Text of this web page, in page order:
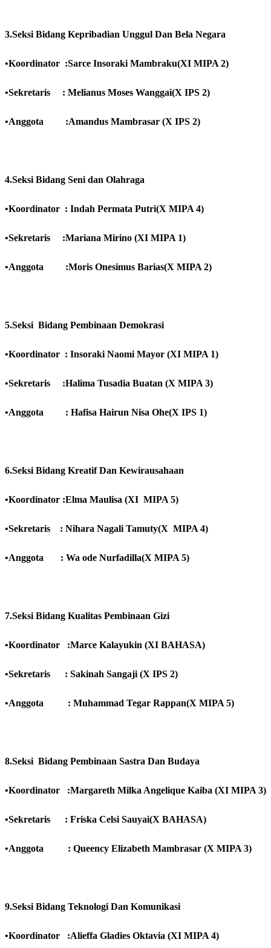
3.Seksi Bidang Kepribadian Unggul Dan Bela Negara
•Koordinator :Sarce Insoraki Mambraku(XI MIPA 2)
•Sekretaris : Melianus Moses Wanggai(X IPS 2)
•Anggota :Amandus Mambrasar (X IPS 2)
4.Seksi Bidang Seni dan Olahraga
•Koordinator : Indah Permata Putri(X MIPA 4)
•Sekretaris :Mariana Mirino (XI MIPA 1)
•Anggota :Moris Onesimus Barias(X MIPA 2)
5.Seksi Bidang Pembinaan Demokrasi
•Koordinator : Insoraki Naomi Mayor (XI MIPA 1)
•Sekretaris :Halima Tusadia Buatan (X MIPA 3)
•Anggota : Hafisa Hairun Nisa Ohe(X IPS 1)
6.Seksi Bidang Kreatif Dan Kewirausahaan
•Koordinator :Elma Maulisa (XI MIPA 5)
•Sekretaris : Nihara Nagali Tamuty(X MIPA 4)
•Anggota : Wa ode Nurfadilla(X MIPA 5)
7.Seksi Bidang Kualitas Pembinaan Gizi
•Koordinator :Marce Kalayukin (XI BAHASA)
•Sekretaris : Sakinah Sangaji (X IPS 2)
•Anggota : Muhammad Tegar Rappan(X MIPA 5)
8.Seksi Bidang Pembinaan Sastra Dan Budaya
•Koordinator :Margareth Milka Angelique Kaiba (XI MIPA 3)
•Sekretaris : Friska Celsi Sauyai(X BAHASA)
•Anggota : Queency Elizabeth Mambrasar (X MIPA 3)
9.Seksi Bidang Teknologi Dan Komunikasi
•Koordinator :Alieffa Gladies Oktavia (XI MIPA 4)